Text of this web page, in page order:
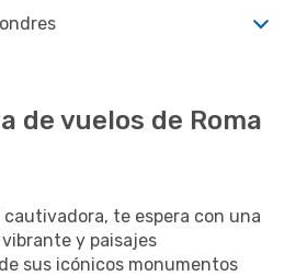
de vuelos de Roma
te espera con una
y paisajes
sus icónicos monumentos